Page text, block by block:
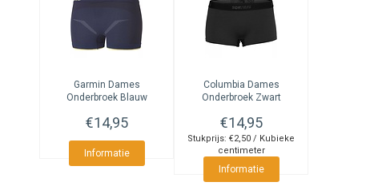
Garmin Dames
Onderbroek Blauw
€14,95
Informatie
Columbia Dames
Onderbroek Zwart
€14,95
Stukprijs: €2,50 / Kubieke
centimeter
Informatie